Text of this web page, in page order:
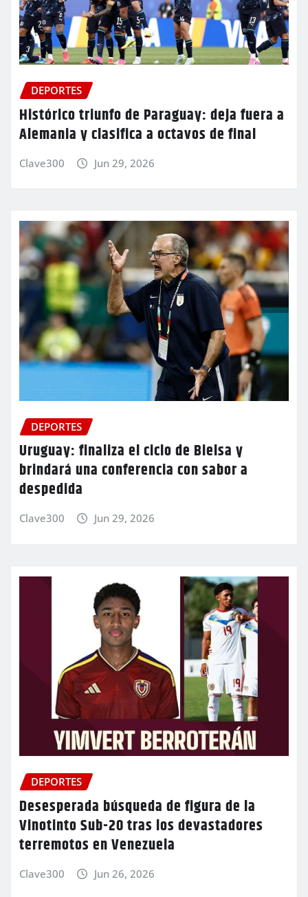
DEPORTES
Histórico triunfo de Paraguay: deja fuera a
Alemania y clasifica a octavos de final
Clave300 Jun 29, 2026
DEPORTES
Uruguay: finaliza el ciclo de Bielsa y
brindará una conferencia con sabor a
despedida
Clave300 Jun 29, 2026
DEPORTES
Desesperada búsqueda de figura de la
Vinotinto Sub-20 tras los devastadores
terremotos en Venezuela
Clave300 Jun 26, 2026